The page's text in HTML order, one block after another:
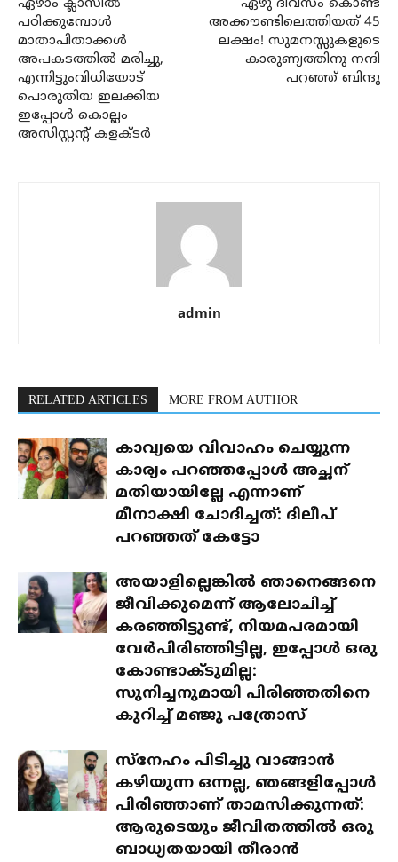
ഏഴാം ക്ലാസില്‍
പഠിക്കുമ്പോള്‍
മാതാപിതാക്കള്‍
അപകടത്തില്‍ മരിച്ചു,
എന്നിട്ടുംവിധിയോട്
പൊരുതിയ ഇലക്കിയ
ഇപ്പോള്‍ കൊല്ലം
അസിസ്റ്റന്റ് കളക്ടര്‍
ഏഴു ദിവസം കൊണ്ട്
അക്കൗണ്ടിലെത്തിയത് 45
ലക്ഷം! സുമനസ്സുകളുടെ
കാരുണ്യത്തിനു നന്ദി
പറഞ്ഞ് ബിന്ദു
admin
RELATED ARTICLES MORE FROM AUTHOR
കാവ്യയെ വിവാഹം ചെയ്യുന്ന
കാര്യം പറഞ്ഞപ്പോൾ അച്ഛന്
മതിയായില്ലേ എന്നാണ്
മീനാക്ഷി ചോദിച്ചത്: ദിലീപ്
പറഞ്ഞത് കേട്ടോ
അയാളില്ലെങ്കിൽ ഞാനെങ്ങനെ
ജീവിക്കുമെന്ന് ആലോചിച്ച്
കരഞ്ഞിട്ടുണ്ട്, നിയമപരമായി
വേർപിരിഞ്ഞിട്ടില്ല, ഇപ്പോൾ ഒരു
കോണ്ടാക്ടുമില്ല:
സുനിച്ചനുമായി പിരിഞ്ഞതിനെ
കുറിച്ച് മഞ്ജു പത്രോസ്
സ്‌നേഹം പിടിച്ചു വാങ്ങാൻ
കഴിയുന്ന ഒന്നല്ല, ഞങ്ങളിപ്പോൾ
പിരിഞ്ഞാണ് താമസിക്കുന്നത്:
ആരുടെയും ജീവിതത്തിൽ ഒരു
ബാധ്യതയായി തീരാൻ